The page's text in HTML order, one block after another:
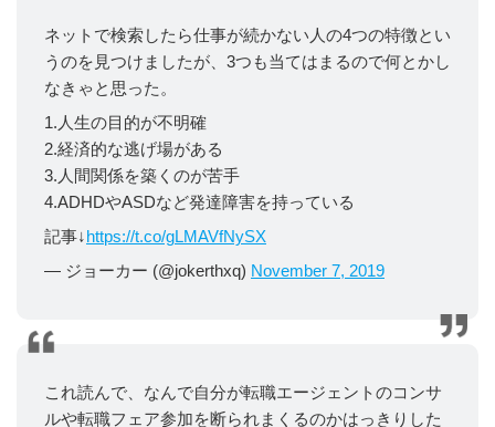
ネットで検索したら仕事が続かない人の4つの特徴とい
うのを見つけましたが、3つも当てはまるので何とかし
なきゃと思った。
1.人生の目的が不明確
2.経済的な逃げ場がある
3.人間関係を築くのが苦手
4.ADHDやASDなど発達障害を持っている
記事↓ https://t.co/gLMAVfNySX
— ジョーカー (@jokerthxq) November 7, 2019
これ読んで、なんで自分が転職エージェントのコンサ
ルや転職フェア参加を断られまくるのかはっきりした